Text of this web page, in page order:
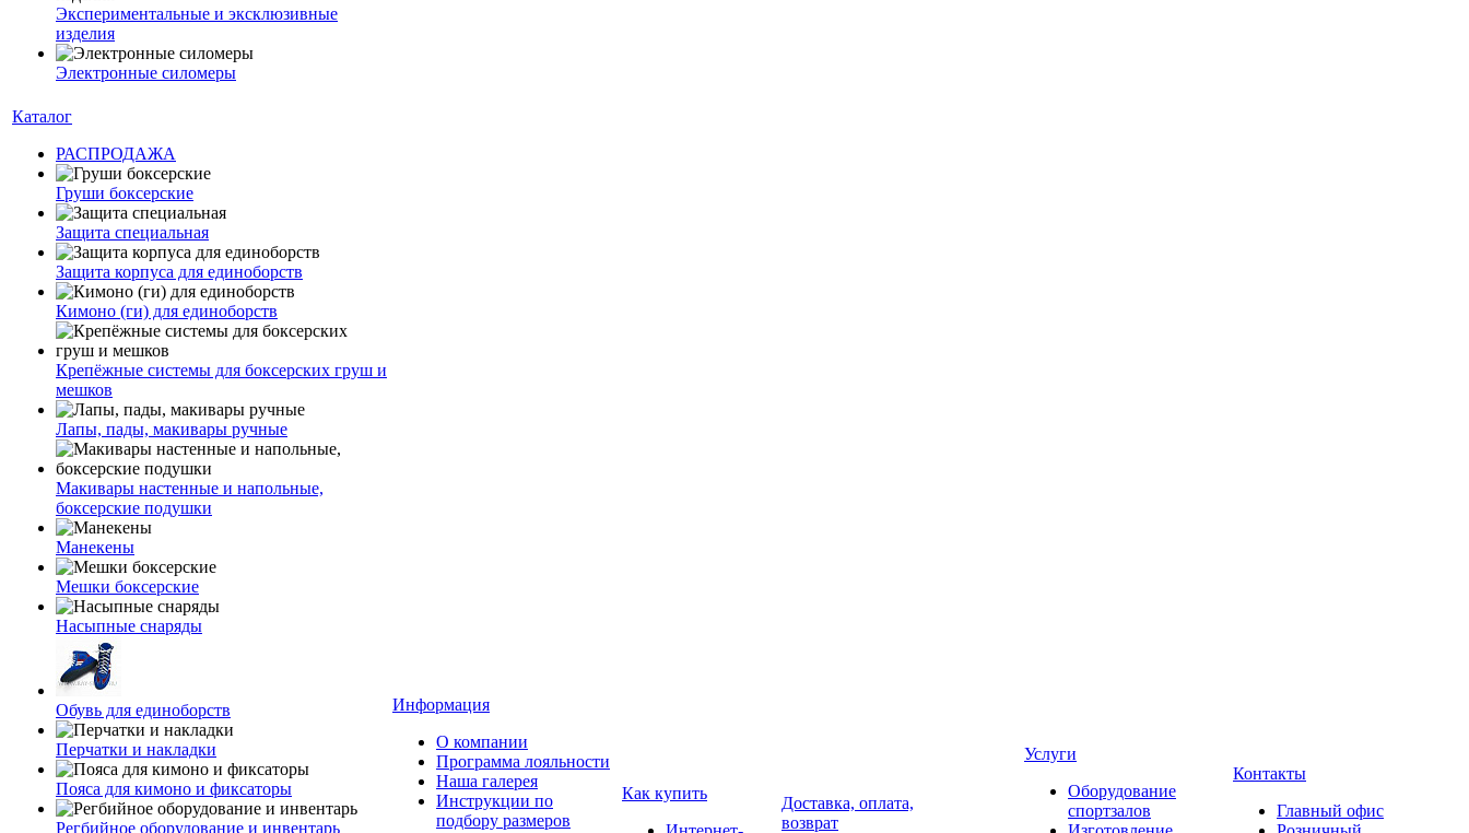
Экспериментальные и эксклюзивные
изделия
Электронные силомеры
Каталог
РАСПРОДАЖА
Груши боксерские
Защита специальная
Защита корпуса для единоборств
Кимоно (ги) для единоборств
Крепёжные системы для боксерских груш и
мешков
Лапы, пады, макивары ручные
Макивары настенные и напольные,
боксерские подушки
Манекены
Мешки боксерские
Насыпные снаряды
Обувь для единоборств
Перчатки и накладки
Пояса для кимоно и фиксаторы
Регбийное оборудование и инвентарь
Информация
О компании
Программа лояльности
Наша галерея
Инструкции по
подбору размеров
Как купить
Доставка, оплата,
возврат
Услуги
Оборудование
спортзалов
Контакты
Главный офис